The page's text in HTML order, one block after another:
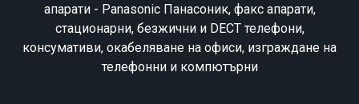
апарати - Panasonic Панасоник, факс апарати,
стационарни, безжични и DECT телефони,
консумативи, окабеляване на офиси, изграждане на
телефонни и компютърни